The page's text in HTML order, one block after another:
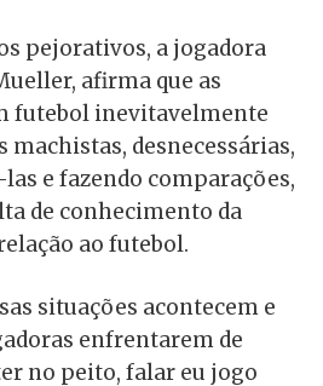
pejorativos, a jogadora
afirma que as
futebol inevitavelmente
desnecessárias,
e fazendo comparações,
de conhecimento da
ao futebol.
situações acontecem e
enfrentarem de
no peito, falar eu jogo